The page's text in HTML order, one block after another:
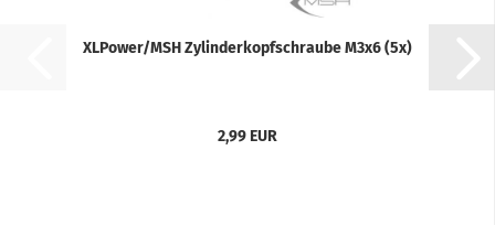
XLPower/MSH Zylinderkopfschraube M3x6 (5x)
2,99 EUR